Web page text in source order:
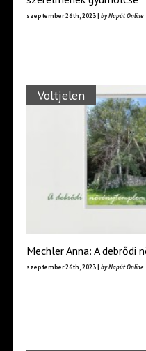
szeptember 26th, 2023 | by Napút Online
Voltjelen
Mechler Anna: A debrődi
szeptember 26th, 2023 | by Napút Online